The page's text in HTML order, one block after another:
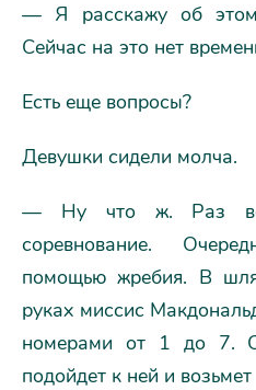
— Я расскажу об этом
Сейчас на это нет
Есть еще вопросы?
Девушки сидели молча.
— Ну что ж. Раз
соревнование.
помощью жребия. В
руках миссис
номерами от 1 до 7.
подойдет к ней и возьмет